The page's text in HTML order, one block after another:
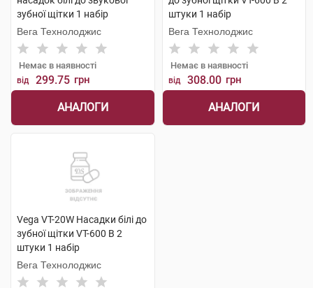
зубної щітки 1 набір
Вега Технолоджис
Немає в наявності
від 299.75 грн
АНАЛОГИ
штуки 1 набір
Вега Технолоджис
Немає в наявності
від 308.00 грн
АНАЛОГИ
Vega VT-20W Насадки білі до
зубної щітки VT-600 В 2
штуки 1 набір
Вега Технолоджис